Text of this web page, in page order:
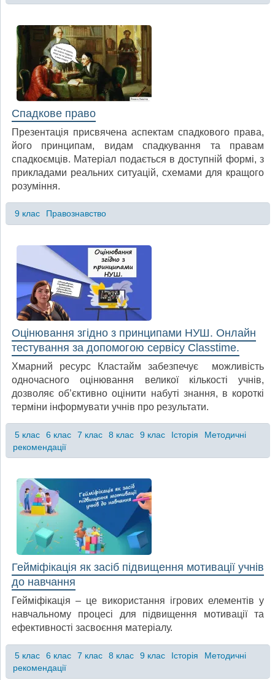
Спадкове право
Презентація присвячена аспектам спадкового права,
його принципам, видам спадкування та правам
спадкоємців. Матеріал подається в доступній формі, з
прикладами реальних ситуацій, схемами для кращого
розуміння.
9 клас Правознавство
Оцінювання згідно з принципами НУШ. Онлайн
тестування за допомогою сервісу Classtime.
Хмарний ресурс Кластайм забезпечує можливість
одночасного оцінювання великої кількості учнів,
дозволяє об’єктивно оцінити набуті знання, в короткі
терміни інформувати учнів про результати.
5 клас 6 клас 7 клас 8 клас 9 клас Історія
Методичні
рекомендації
Гейміфікація як засіб підвищення мотивації учнів
до навчання
Гейміфікація – це використання ігрових елементів у
навчальному процесі для підвищення мотивації та
ефективності засвоєння матеріалу.
5 клас 6 клас 7 клас 8 клас 9 клас Історія
Методичні
рекомендації